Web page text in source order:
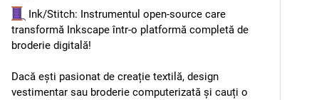
Ink/Stitch: Instrumentul open-source care
transformă Inkscape într-o platformă completă de
broderie digitală!
Dacă ești pasionat de creație textilă, design
vestimentar sau broderie computerizată și cauți o